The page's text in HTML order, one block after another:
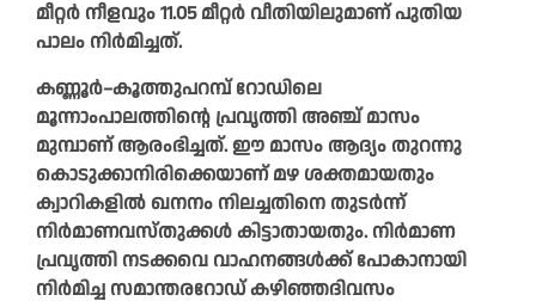
മീറ്റർ നീളവും 11.05 മീറ്റർ വീതിയിലുമാണ് പുതിയ
പാലം നിർമിച്ചത്.
കണ്ണൂർ–കൂത്തുപറമ്പ് റോഡിലെ
മൂന്നാംപാലത്തിന്റെ പ്രവൃത്തി അഞ്ച് മാസം
മുമ്പാണ് ആരംഭിച്ചത്. ഈ മാസം ആദ്യം തുറന്നു
കൊടുക്കാനിരിക്കെയാണ്‌ മഴ ശക്തമായതും
ക്വാറികളിൽ ഖനനം നിലച്ചതിനെ തുടർന്ന്
നിർമാണവസ്തുക്കൾ കിട്ടാതായതും. നിർമാണ
പ്രവൃത്തി നടക്കവെ വാഹനങ്ങൾക്ക് പോകാനായി
നിർമിച്ച സമാന്തരറോഡ് കഴിഞ്ഞദിവസം